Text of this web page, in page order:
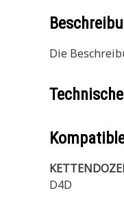
Die
D4D